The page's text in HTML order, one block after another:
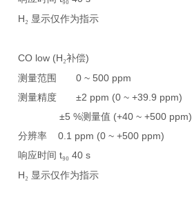
H₂ 显示仅作为指示
CO low (H₂补偿)
测量范围
0 ~ 500 ppm
测量精度
±2 ppm (0 ~ +39.9 ppm)
±5 %测量值 (+40 ~ +500 ppm)
分辨率
0.1 ppm (0 ~ +500 ppm)
响应时间 t₉₀ 40 s
H₂ 显示仅作为指示